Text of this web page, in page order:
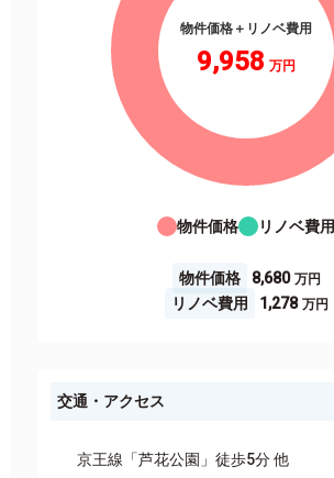
物件価格＋リノベ費用
9,958
物件価格 リノベ費用
物件価格
8,680
リノベ費用
1,278
交通・アクセス
京王線「芦花公園」徒歩5分 他